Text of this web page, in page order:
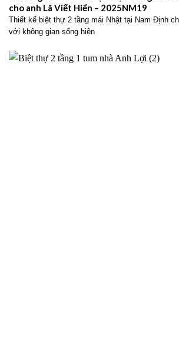
cho anh Lã Viết Hiển – 2025NM19
Thiết kế biệt thự 2 tầng mái Nhật tại Nam Định
với không gian sống hiện